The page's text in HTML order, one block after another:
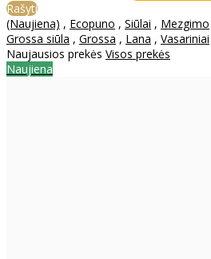
Rašyti
(Naujiena) , Ecopuno , Siūlai , Mezgimo
Grossa siūla , Grossa , Lana , Vasariniai
Naujausios prekės Visos prekės
Naujiena